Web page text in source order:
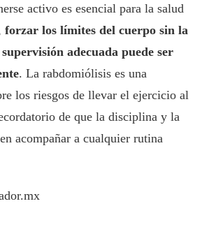
activo es esencial para la salud
forzar los límites del cuerpo sin la
adecuada puede ser
. La rabdomiólisis es una
los riesgos de llevar el ejercicio al
de que la disciplina y la
acompañar a cualquier rutina